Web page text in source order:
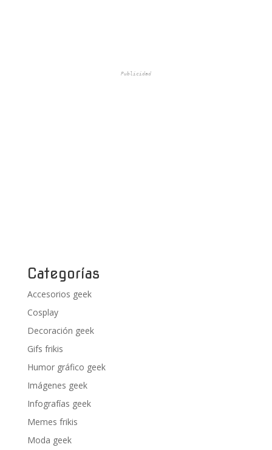
Publicidad
Categorías
Accesorios geek
Cosplay
Decoración geek
Gifs frikis
Humor gráfico geek
Imágenes geek
Infografías geek
Memes frikis
Moda geek